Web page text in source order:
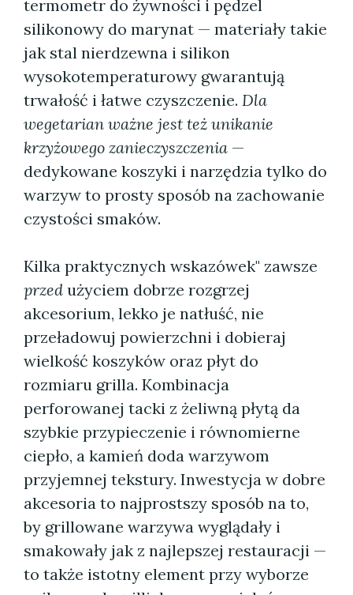
termometr do żywności i pędzel
silikonowy do marynat — materiały takie
jak stal nierdzewna i silikon
wysokotemperaturowy gwarantują
trwałość i łatwe czyszczenie. Dla
wegetarian ważne jest też unikanie
krzyżowego zanieczyszczenia —
dedykowane koszyki i narzędzia tylko do
warzyw to prosty sposób na zachowanie
czystości smaków.
Kilka praktycznych wskazówek" zawsze
przed użyciem dobrze rozgrzej
akcesorium, lekko je natłuść, nie
przeładowuj powierzchni i dobieraj
wielkość koszyków oraz płyt do
rozmiaru grilla. Kombinacja
perforowanej tacki z żeliwną płytą da
szybkie przypieczenie i równomierne
ciepło, a kamień doda warzywom
przyjemnej tekstury. Inwestycja w dobre
akcesoria to najprostszy sposób na to,
by grillowane warzywa wyglądały i
smakowały jak z najlepszej restauracji —
to także istotny element przy wyborze